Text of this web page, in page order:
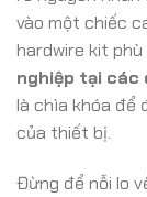
vào một chiếc
hardwire kit
nghiệp tại các
là chìa khóa để
của thiết bị.
Đừng để nỗi lo